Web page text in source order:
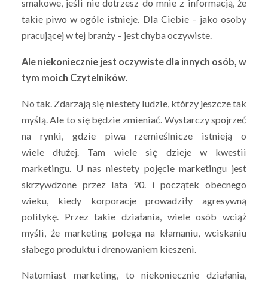
smakowe, jeśli nie dotrzesz do mnie z informacją, że
takie piwo w ogóle istnieje. Dla Ciebie – jako osoby
pracującej w tej branży – jest chyba oczywiste.
Ale niekoniecznie jest oczywiste dla innych osób, w
tym moich Czytelników.
No tak. Zdarzają się niestety ludzie, którzy jeszcze tak
myślą. Ale to się będzie zmieniać. Wystarczy spojrzeć
na rynki, gdzie piwa rzemieślnicze istnieją o
wiele dłużej. Tam wiele się dzieje w kwestii
marketingu. U nas niestety pojęcie marketingu jest
skrzywdzone przez lata 90. i początek obecnego
wieku, kiedy korporacje prowadziły agresywną
politykę. Przez takie działania, wiele osób wciąż
myśli, że marketing polega na kłamaniu, wciskaniu
słabego produktu i drenowaniem kieszeni.
Natomiast marketing, to niekoniecznie działania,